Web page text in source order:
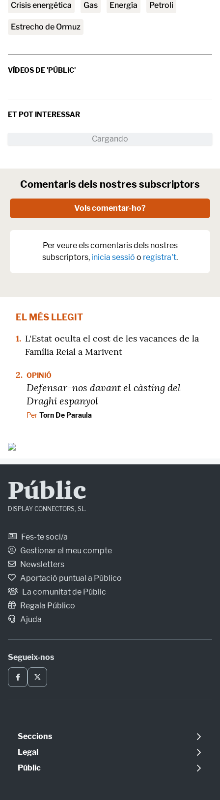
crisis energética gas energía petroli
Estrecho de Ormuz
VÍDEOS DE 'PÚBLIC'
ET POT INTERESSAR
Comentaris dels nostres subscriptors
Vols comentar-ho?
Per veure els comentaris dels nostres
subscriptors, inicia sessió o registra't.
EL MÉS LLEGIT
1. L'Estat oculta el cost de les vacances de la
Família Reial a Marivent
2. OPINIÓ
Defensar-nos davant el càsting del
Draghi espanyol
Per Torn De Paraula
Públic
DISPLAY CONNECTORS, SL.
Fes-te soci/a
Gestionar el meu compte
Newsletters
Aportació puntual a Público
La comunitat de Públic
Regala Público
Ajuda
Segueix-nos
Seccions
Política
Opinió
Legal
Avís legal
Públic